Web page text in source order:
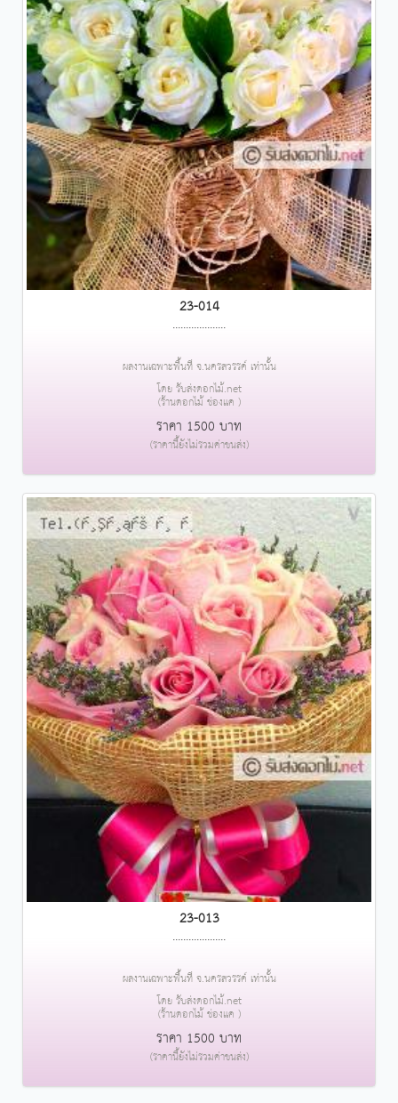
23-014
....................
ผลงานเฉพาะพื้นที่ จ.นครสวรรค์ เท่านั้น
โดย รับส่งดอกไม้.net
(ร้านดอกไม้ ช่องแค )
ราคา 1500 บาท
(ราคานี้ยังไม่รวมค่าขนส่ง)
23-013
....................
ผลงานเฉพาะพื้นที่ จ.นครสวรรค์ เท่านั้น
โดย รับส่งดอกไม้.net
(ร้านดอกไม้ ช่องแค )
ราคา 1500 บาท
(ราคานี้ยังไม่รวมค่าขนส่ง)